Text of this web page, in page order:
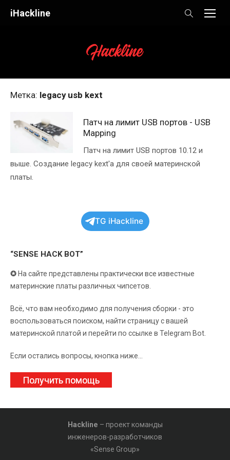
iHackline
Метка: legacy usb kext
Патч на лимит USB портов - USB
Mapping
Патч на лимит USB портов 10.12 и
выше. Создание legacy kext'а для своей материнской
платы.
TG iHackline
“SENSE HACK BOT”
✪ На сайте представлены практически все известные
материнские платы различных чипсетов.
Всё, что вам необходимо для получения сборки - это
воспользоваться поиском, найти страницу с вашей
материнской платой и перейти по ссылке в Telegram Bot.
Если остались вопросы, кнопка ниже...
Получить помощь
Hackline – проект команды
инженеров-разработчиков
«Sense Group»